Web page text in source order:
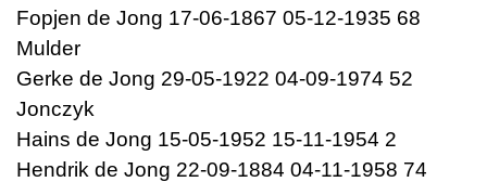
Fopjen de Jong 17-06-1867 05-12-1935 68
Mulder
Gerke de Jong 29-05-1922 04-09-1974 52
Jonczyk
Hains de Jong 15-05-1952 15-11-1954 2
Hendrik de Jong 22-09-1884 04-11-1958 74